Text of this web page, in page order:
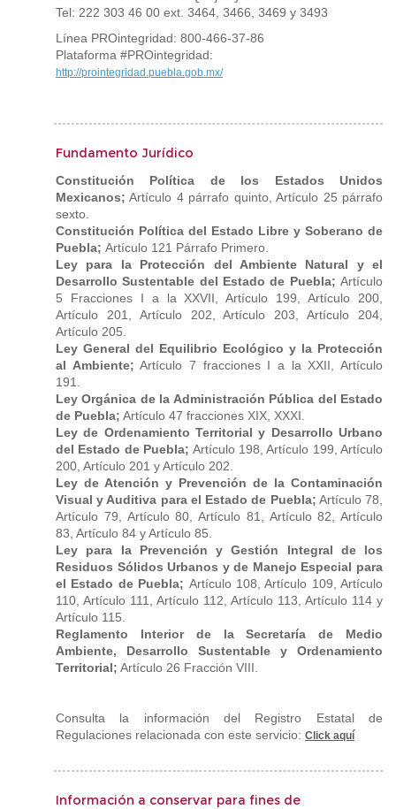
Tel: 222 303 46 00 ext. 3464, 3466, 3469 y 3493
Línea PROintegridad: 800-466-37-86
Plataforma #PROintegridad:
http://prointegridad.puebla.gob.mx/
Fundamento Jurídico
Constitución Política de los Estados Unidos
Mexicanos; Artículo 4 párrafo quinto, Artículo 25 párrafo
sexto.
Constitución Política del Estado Libre y Soberano de
Puebla; Artículo 121 Párrafo Primero.
Ley para la Protección del Ambiente Natural y el
Desarrollo Sustentable del Estado de Puebla; Artículo
5 Fracciones I a la XXVII, Artículo 199, Artículo 200,
Artículo 201, Artículo 202, Artículo 203, Artículo 204,
Artículo 205.
Ley General del Equilibrio Ecológico y la Protección
al Ambiente; Artículo 7 fracciones I a la XXII, Artículo
191.
Ley Orgánica de la Administración Pública del Estado
de Puebla; Artículo 47 fracciones XIX, XXXI.
Ley de Ordenamiento Territorial y Desarrollo Urbano
del Estado de Puebla; Artículo 198, Artículo 199, Artículo
200, Artículo 201 y Artículo 202.
Ley de Atención y Prevención de la Contaminación
Visual y Auditiva para el Estado de Puebla; Artículo 78,
Artículo 79, Artículo 80, Artículo 81, Artículo 82, Artículo
83, Artículo 84 y Artículo 85.
Ley para la Prevención y Gestión Integral de los
Residuos Sólidos Urbanos y de Manejo Especial para
el Estado de Puebla; Artículo 108, Artículo 109, Artículo
110, Artículo 111, Artículo 112, Artículo 113, Artículo 114 y
Artículo 115.
Reglamento Interior de la Secretaría de Medio
Ambiente, Desarrollo Sustentable y Ordenamiento
Territorial; Artículo 26 Fracción VIII.
Consulta la información del Registro Estatal de
Regulaciones relacionada con este servicio: Click aquí
Información a conservar para fines de